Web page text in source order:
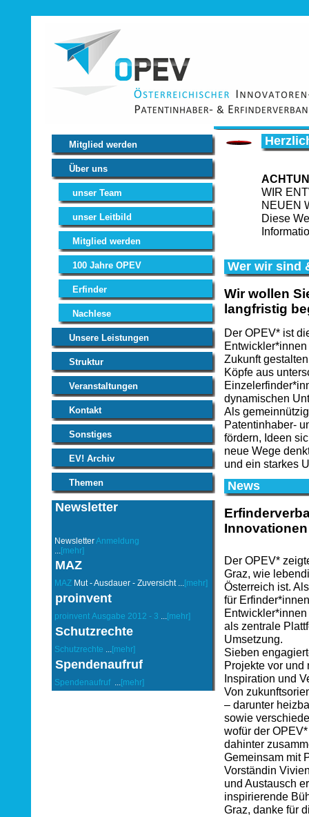
Mitglied werden
Über uns
unser Team
unser Leitbild
Mitglied werden
100 Jahre OPEV
Erfinder
Nachlese
Unsere Leistungen
Struktur
Veranstaltungen
Kontakt
Sonstiges
EV! Archiv
Themen
Newsletter
NewsletterAnmeldung
...[mehr]
MAZ
MAZMut - Ausdauer - Zuversicht ...[mehr]
proinvent
proinvent Ausgabe 2012 - 3 ...[mehr]
Schutzrechte
Schutzrechte ...[mehr]
Spendenaufruf
Spendenaufruf ...[mehr]
WIR
NEUEN
Diese
Wer wir sind
Wir wollen
langfristig
Der OPEV* ist
Zukunft
Köpfe aus
dynamischen
Als
Patentinhaber-
fördern, Ideen
neue Wege
und ein starkes
News
Der OPEV*
Graz, wie
Österreich ist.
für
als zentrale
Umsetzung.
Sieben
Projekte vor und
Inspiration und
Von
– darunter
sowie
wofür der
dahinter
Gemeinsam mit
Vorständin
und Austausch
inspirierende
Graz, danke für